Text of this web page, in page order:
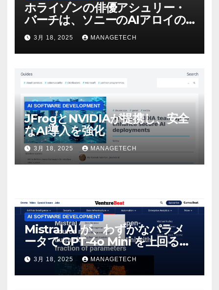
ホライゾンの俳優アシュリー・
バーチは、ソニーのAIアロイの
ビデオを見て「ゲームパフォー
マンスという芸術形式に不安を
感じた」と語る – IGN
3月 18, 2025 MANAGETECH
AI SOFTWARE DEVELOPMENT
JFrogとNVIDIAが提携し、安全
なAI導入を強化
3月 18, 2025 MANAGETECH
AI SOFTWARE DEVELOPMENT
Mistral AI が、わずかなパラメ
ータで GPT-4o Mini を上回る新
しいオープンソース モデルをリ
リース | VentureBeat
3月 18, 2025 MANAGETECH